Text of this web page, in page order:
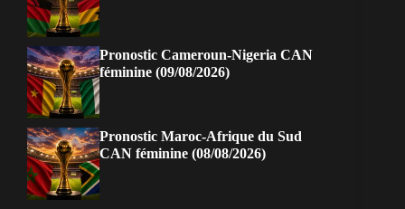
Pronostic Cameroun-Nigeria CAN
féminine (09/08/2026)
Pronostic Maroc-Afrique du Sud
CAN féminine (08/08/2026)